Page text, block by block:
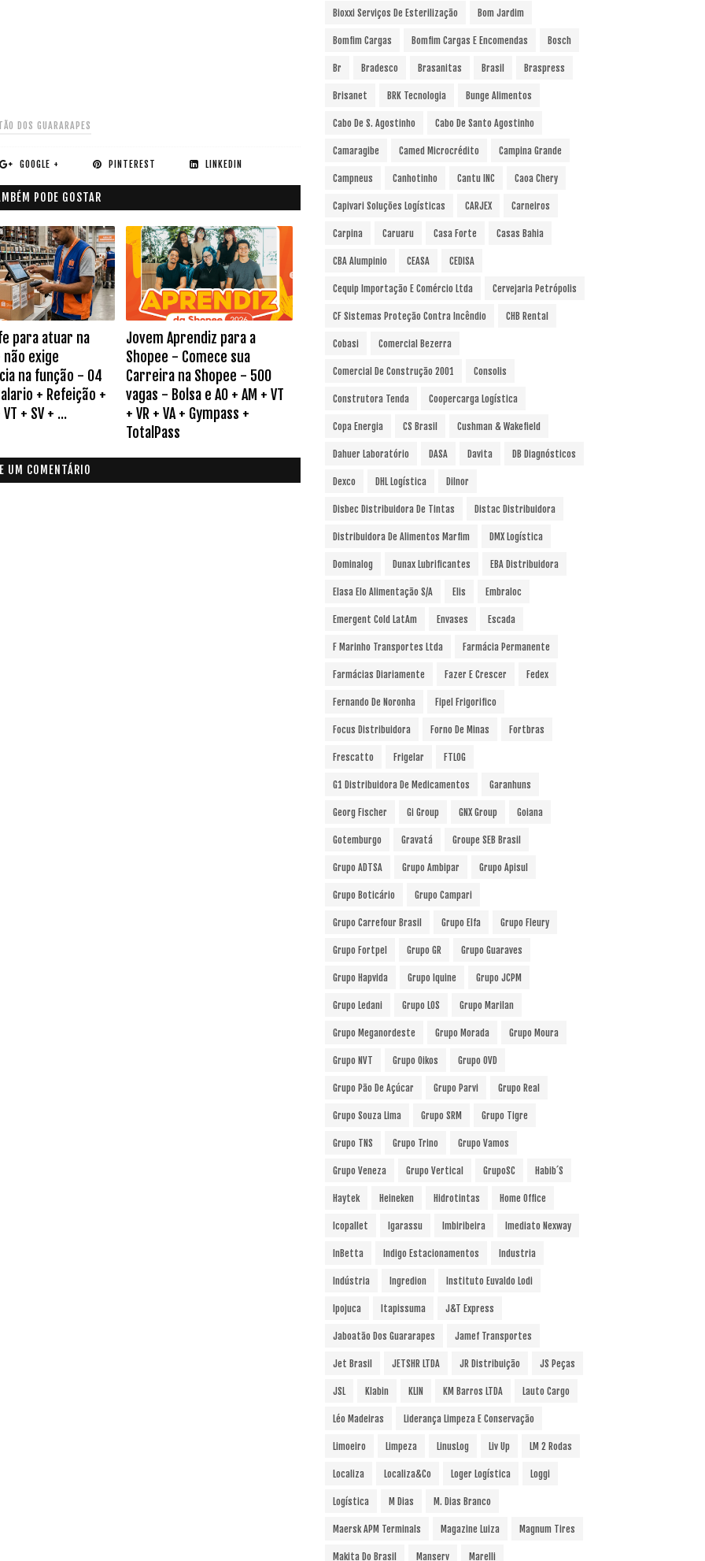
DOS GUARARAPES
GOOGLE + PINTEREST LINKEDIN
PODE GOSTAR
para atuar na
exige
na função - 04
+ Refeição +
VT + SV + ...
Jovem Aprendiz para a
Shopee - Comece sua
Carreira na Shopee - 500
vagas - Bolsa e AO + AM + VT
+ VR + VA + Gympass +
TotalPass
UM COMENTÁRIO
Bioxxi Serviços De Esterilização Bom Jardim
Bomfim Cargas Bomfim Cargas E Encomendas Bosch
Br Bradesco Brasanitas Brasil Braspress
Brisanet BRK Tecnologia Bunge Alimentos
Cabo De S. Agostinho Cabo De Santo Agostinho
Camaragibe Camed Microcrédito Campina Grande
Campneus Canhotinho Cantu INC Caoa Chery
Capivari Soluções Logísticas CARJEX Carneiros
Carpina Caruaru Casa Forte Casas Bahia
CBA Alumpinio CEASA CEDISA
Cequip Importação E Comércio Ltda Cervejaria Petrópolis
CF Sistemas Proteção Contra Incêndio CHB Rental
Cobasi Comercial Bezerra
Comercial De Construção 2001 Consolis
Construtora Tenda Coopercarga Logística
Copa Energia CS Brasil Cushman & Wakefield
Dahuer Laboratório DASA Davita DB Diagnósticos
Dexco DHL Logística Dilnor
Disbec Distribuidora De Tintas Distac Distribuidora
Distribuidora De Alimentos Marfim DMX Logística
Dominalog Dunax Lubrificantes EBA Distribuidora
Elasa Elo Alimentação S/A Elis Embraloc
Emergent Cold LatAm Envases Escada
F Marinho Transportes Ltda Farmácia Permanente
Farmácias Diariamente Fazer E Crescer Fedex
Fernando De Noronha Fipel Frigorifico
Focus Distribuidora Forno De Minas Fortbras
Frescatto Frigelar FTLOG
G1 Distribuidora De Medicamentos Garanhuns
Georg Fischer Gi Group GNX Group Goiana
Gotemburgo Gravatá Groupe SEB Brasil
Grupo ADTSA Grupo Ambipar Grupo Apisul
Grupo Boticário Grupo Campari
Grupo Carrefour Brasil Grupo Elfa Grupo Fleury
Grupo Fortpel Grupo GR Grupo Guaraves
Grupo Hapvida Grupo Iquine Grupo JCPM
Grupo Ledani Grupo LOS Grupo Marilan
Grupo Meganordeste Grupo Morada Grupo Moura
Grupo NVT Grupo Oikos Grupo OVD
Grupo Pão De Açúcar Grupo Parvi Grupo Real
Grupo Souza Lima Grupo SRM Grupo Tigre
Grupo TNS Grupo Trino Grupo Vamos
Grupo Veneza Grupo Vertical GrupoSC Habib´s
Haytek Heineken Hidrotintas Home Office
Icopallet Igarassu Imbiribeira Imediato Nexway
InBetta Indigo Estacionamentos Industria
Indústria Ingredion Instituto Euvaldo Lodi
Ipojuca Itapissuma J&T Express
Jaboatão Dos Guararapes Jamef Transportes
Jet Brasil JETSHR LTDA JR Distribuição JS Peças
JSL Klabin KLIN KM Barros LTDA Lauto Cargo
Léo Madeiras Liderança Limpeza E Conservação
Limoeiro Limpeza LinusLog Liv Up LM 2 Rodas
Localiza Localiza&Co Loger Logística Loggi
Logística M Dias M. Dias Branco
Maersk APM Terminals Magazine Luiza Magnum Tires
Makita Do Brasil Manserv Marelli